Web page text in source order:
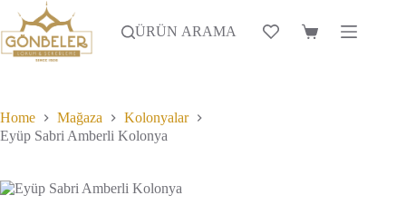
content
ÜRÜN ARAMA
Alışveriş
Home Mağaza
Kolonyalar
Eyüp Sabri Amberli Kolonya